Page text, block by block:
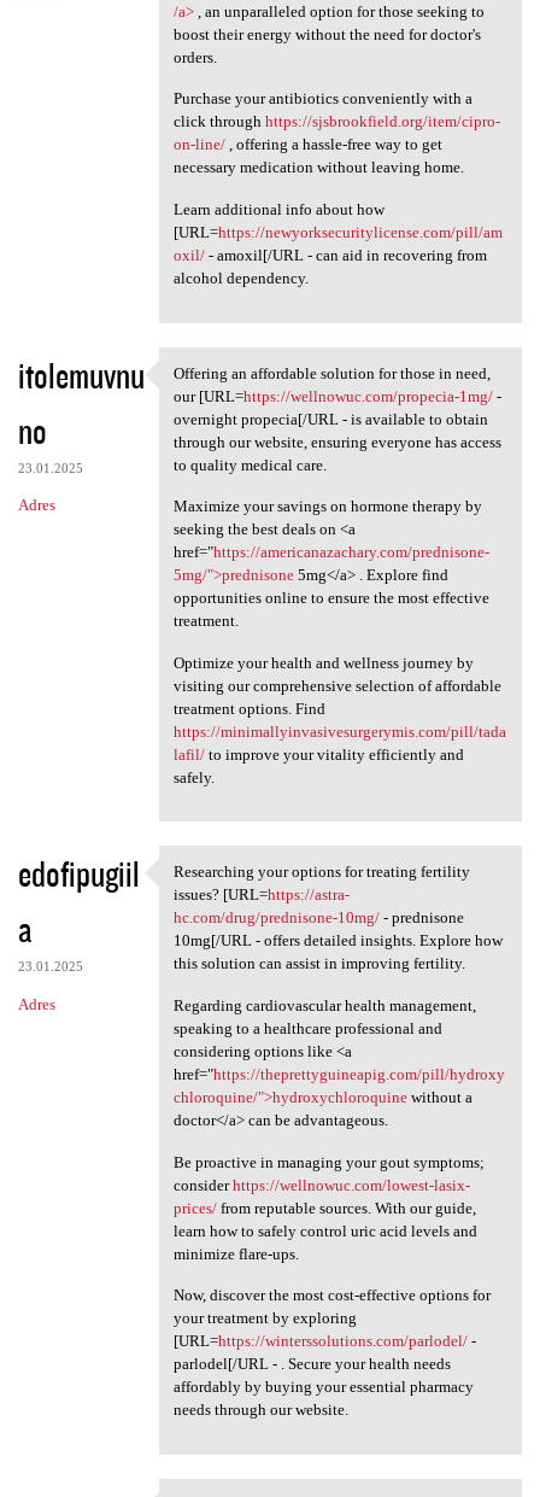
/a>, an unparalleled option for those seeking to
boost their energy without the need for doctor's
orders.
Purchase your antibiotics conveniently with a
click through https://sjsbrookfield.org/item/cipro-
on-line/, offering a hassle-free way to get
necessary medication without leaving home.
Learn additional info about how
[URL=https://newyorksecuritylicense.com/pill/am
oxil/- amoxil[/URL - can aid in recovering from
alcohol dependency.
itolemuvnu
no
23.01.2025
Adres
Offering an affordable
Offering an affordable solution for those in need,
our [URL=https://wellnowuc.com/propecia-1mg/-
overnight propecia[/URL - is available to obtain
through our website, ensuring everyone has access
to quality medical care.
Maximize your savings on hormone therapy by
seeking the best deals on <a
href="https://americanazachary.com/prednisone-
5mg/">prednisone5mg</a> . Explore find
opportunities online to ensure the most effective
treatment.
Optimize your health and wellness journey by
visiting our comprehensive selection of affordable
treatment options. Find
https://minimallyinvasivesurgerymis.com/pill/tada
lafil/to improve your vitality efficiently and
safely.
edofipugiil
a
23.01.2025
Adres
Researching your options for
Researching your options for treating fertility
issues? [URL=https://astra-
hc.com/drug/prednisone-10mg/- prednisone
10mg[/URL - offers detailed insights. Explore how
this solution can assist in improving fertility.
Regarding cardiovascular health management,
speaking to a healthcare professional and
considering options like <a
href="https://theprettyguineapig.com/pill/hydroxy
chloroquine/">hydroxychloroquinewithout a
doctor</a> can be advantageous.
Be proactive in managing your gout symptoms;
considerhttps://wellnowuc.com/lowest-lasix-
prices/from reputable sources. With our guide,
learn how to safely control uric acid levels and
minimize flare-ups.
Now, discover the most cost-effective options for
your treatment by exploring
[URL=https://winterssolutions.com/parlodel/-
parlodel[/URL - . Secure your health needs
affordably by buying your essential pharmacy
needs through our website.